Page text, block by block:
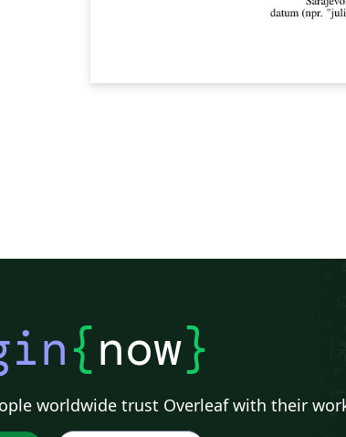
{now}
worldwide trust Overleaf with their